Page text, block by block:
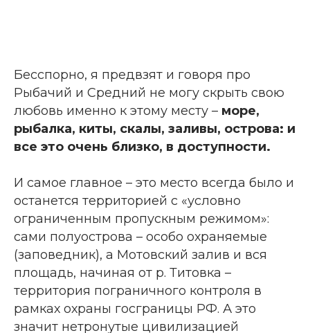
Бесспорно, я предвзят и говоря про
Рыбачий и Средний не могу скрыть свою
любовь именно к этому месту – море,
рыбалка, киты, скалы, заливы, острова: и
все это очень близко, в доступности.
И самое главное – это место всегда было и
останется территорией с «условно
ограниченным пропускным режимом»:
сами полуострова – особо охраняемые
(заповедник), а Мотовский залив и вся
площадь, начиная от р. Титовка –
территория пограничного контроля в
рамках охраны госграницы РФ. А это
значит нетронутые цивилизацией